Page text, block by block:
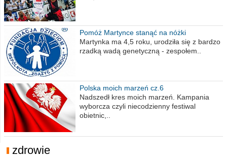
Pomóż Martynce stanąć na nóżki
Martynka ma 4,5 roku, urodziła się z bardzo
rzadką wadą genetyczną - zespołem..
Polska moich marzeń cz.6
Nadszedł kres moich marzeń. Kampania
wyborcza czyli niecodzienny festiwal
obietnic,..
zdrowie